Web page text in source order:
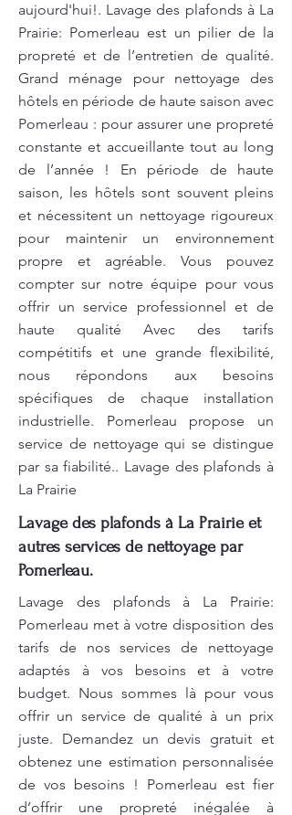
aujourd'hui!. Lavage des plafonds à La
Prairie: Pomerleau est un pilier de la
propreté et de l’entretien de qualité.
Grand ménage pour nettoyage des
hôtels en période de haute saison avec
Pomerleau : pour assurer une propreté
constante et accueillante tout au long
de l’année ! En période de haute
saison, les hôtels sont souvent pleins
et nécessitent un nettoyage rigoureux
pour maintenir un environnement
propre et agréable. Vous pouvez
compter sur notre équipe pour vous
offrir un service professionnel et de
haute qualité Avec des tarifs
compétitifs et une grande flexibilité,
nous répondons aux besoins
spécifiques de chaque installation
industrielle. Pomerleau propose un
service de nettoyage qui se distingue
par sa fiabilité.. Lavage des plafonds à
La Prairie
Lavage des plafonds à La Prairie et
autres services de nettoyage par
Pomerleau.
Lavage des plafonds à La Prairie:
Pomerleau met à votre disposition des
tarifs de nos services de nettoyage
adaptés à vos besoins et à votre
budget. Nous sommes là pour vous
offrir un service de qualité à un prix
juste. Demandez un devis gratuit et
obtenez une estimation personnalisée
de vos besoins ! Pomerleau est fier
d’offrir une propreté inégalée à